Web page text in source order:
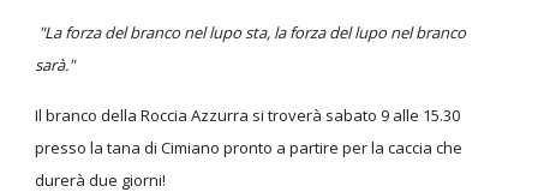
"La forza del branco nel lupo sta, la forza del lupo nel branco
sarà."
Il branco della Roccia Azzurra si troverà sabato 9 alle 15.30
presso la tana di Cimiano pronto a partire per la caccia che
durerà due giorni!